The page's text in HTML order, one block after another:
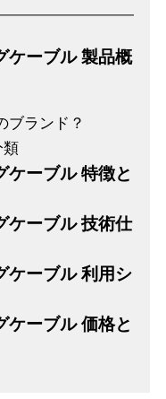
ケーブル 製品概
ブランド？
ケーブル 特徴と
ケーブル 技術仕
ケーブル 利用シ
ケーブル 価格と